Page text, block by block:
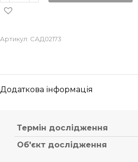
Артикул: САД02173
Додаткова інформація
Термін дослідження
Об'єкт дослідження